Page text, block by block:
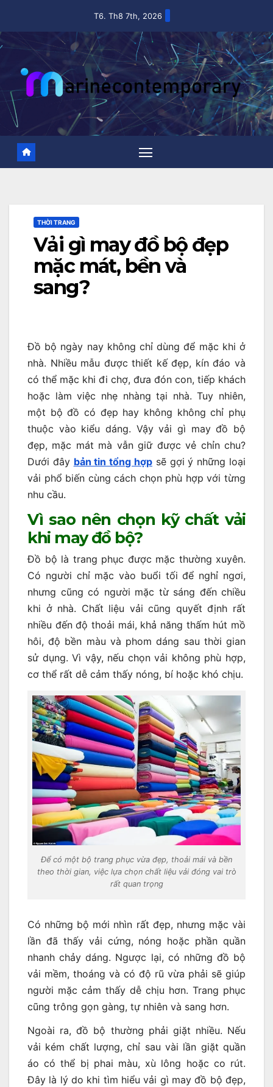
T6. Th8 7th, 2026
THỜI TRANG
Vải gì may đồ bộ đẹp
mặc mát, bền và
sang?
Đồ bộ ngày nay không chỉ dùng để mặc khi ở
nhà. Nhiều mẫu được thiết kế đẹp, kín đáo và
có thể mặc khi đi chợ, đưa đón con, tiếp khách
hoặc làm việc nhẹ nhàng tại nhà. Tuy nhiên,
một bộ đồ có đẹp hay không không chỉ phụ
thuộc vào kiểu dáng. Vậy vải gì may đồ bộ
đẹp, mặc mát mà vẫn giữ được vẻ chỉn chu?
Dưới đây bản tin tổng hợp sẽ gợi ý những loại
vải phổ biến cùng cách chọn phù hợp với từng
nhu cầu.
Vì sao nên chọn kỹ chất vải
khi may đồ bộ?
Đồ bộ là trang phục được mặc thường xuyên.
Có người chỉ mặc vào buổi tối để nghỉ ngơi,
nhưng cũng có người mặc từ sáng đến chiều
khi ở nhà. Chất liệu vải cũng quyết định rất
nhiều đến độ thoải mái, khả năng thấm hút mồ
hôi, độ bền màu và phom dáng sau thời gian
sử dụng. Vì vậy, nếu chọn vải không phù hợp,
cơ thể rất dễ cảm thấy nóng, bí hoặc khó chịu.
Để có một bộ trang phục vừa đẹp, thoải mái và bền
theo thời gian, việc lựa chọn chất liệu vải đóng vai trò
rất quan trọng
Có những bộ mới nhìn rất đẹp, nhưng mặc vài
lần đã thấy vải cứng, nóng hoặc phần quần
nhanh chảy dáng. Ngược lại, có những đồ bộ
vải mềm, thoáng và có độ rũ vừa phải sẽ giúp
người mặc cảm thấy dễ chịu hơn. Trang phục
cũng trông gọn gàng, tự nhiên và sang hơn.
Ngoài ra, đồ bộ thường phải giặt nhiều. Nếu
vải kém chất lượng, chỉ sau vài lần giặt quần
áo có thể bị phai màu, xù lông hoặc co rút.
Đây là lý do khi tìm hiểu vải gì may đồ bộ đẹp,